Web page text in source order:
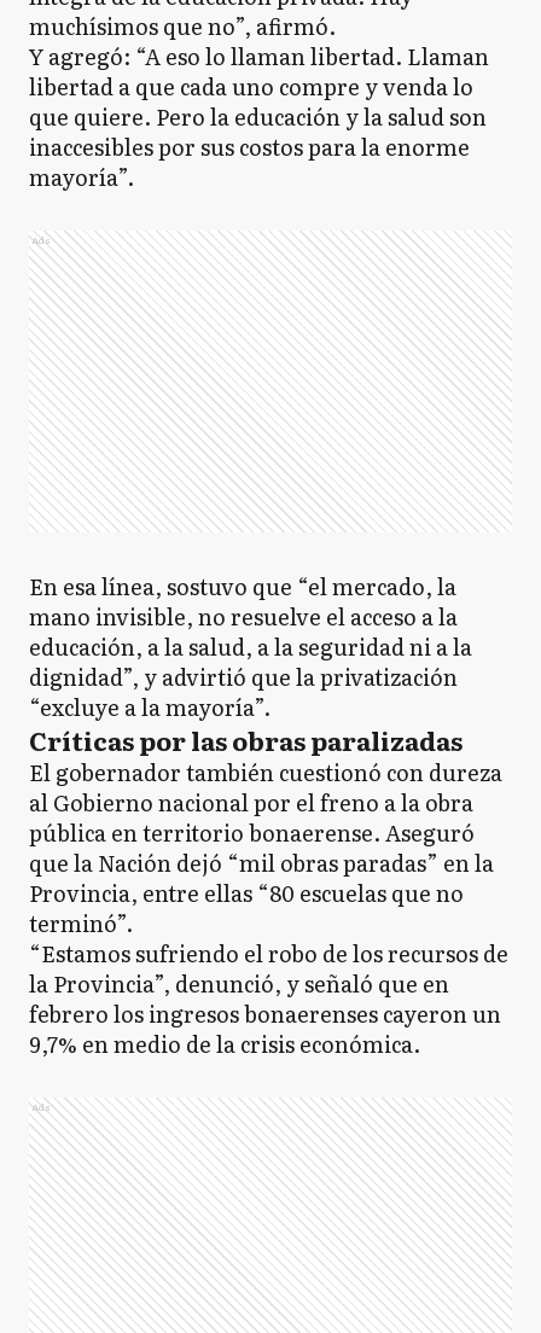
muchísimos que no”, afirmó.
Y agregó: “A eso lo llaman libertad. Llaman
libertad a que cada uno compre y venda lo
que quiere. Pero la educación y la salud son
inaccesibles por sus costos para la enorme
mayoría”.
Ads
En esa línea, sostuvo que “el mercado, la
mano invisible, no resuelve el acceso a la
educación, a la salud, a la seguridad ni a la
dignidad”, y advirtió que la privatización
“excluye a la mayoría”.
Críticas por las obras paralizadas
El gobernador también cuestionó con dureza
al Gobierno nacional por el freno a la obra
pública en territorio bonaerense. Aseguró
que la Nación dejó “mil obras paradas” en la
Provincia, entre ellas “80 escuelas que no
terminó”.
“Estamos sufriendo el robo de los recursos de
la Provincia”, denunció, y señaló que en
febrero los ingresos bonaerenses cayeron un
9,7% en medio de la crisis económica.
Ads